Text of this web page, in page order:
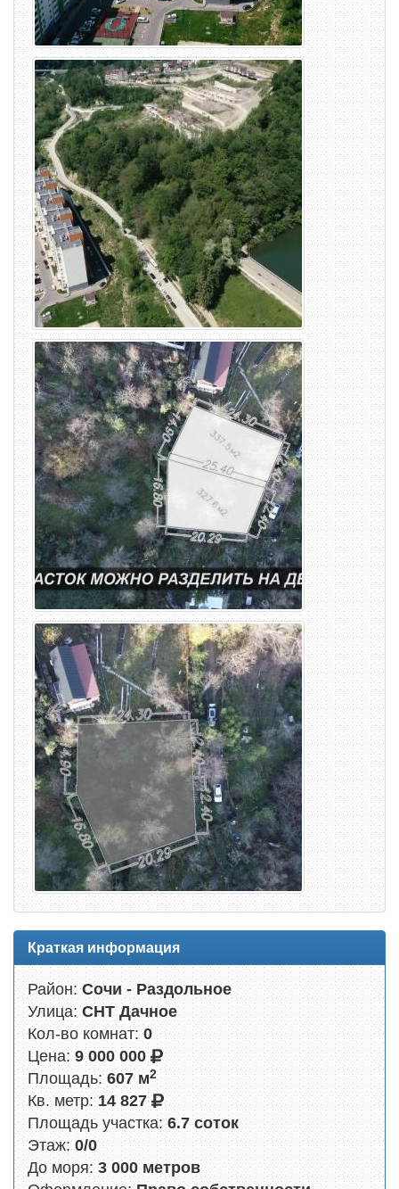
Краткая информация
Район:Сочи - Раздольное
Улица:СНТ Дачное
Кол-во комнат:0
Цена:9 000 000
Площадь:607 м2
Кв. метр:14 827
Площадь участка:6.7 соток
Этаж:0/0
До моря:3 000 метров